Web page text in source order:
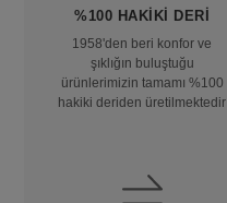
%100 HAKIKI DERI
1958'den beri konfor ve
şıklığın buluştuğu
ürünlerimizin tamamı %100
hakiki deriden üretilmektedir